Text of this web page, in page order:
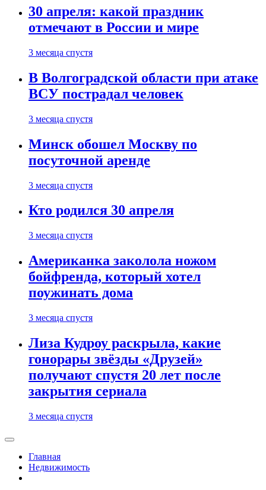
30 апреля: какой праздник
отмечают в России и мире
3 месяца спустя
В Волгоградской области при атаке
ВСУ пострадал человек
3 месяца спустя
Минск обошел Москву по
посуточной аренде
3 месяца спустя
Кто родился 30 апреля
3 месяца спустя
Американка заколола ножом
бойфренда, который хотел
поужинать дома
3 месяца спустя
Лиза Кудроу раскрыла, какие
гонорары звёзды «Друзей»
получают спустя 20 лет после
закрытия сериала
3 месяца спустя
Главная
Недвижимость